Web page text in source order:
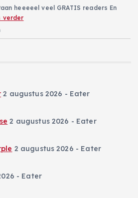
heeeeel veel GRATIS readers En
verder
2 augustus 2026 - Eater
2 augustus 2026 - Eater
2 augustus 2026 - Eater
- Eater